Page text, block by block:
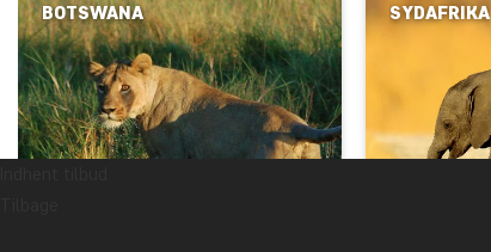
BOTSWANA SYDAFRIKA